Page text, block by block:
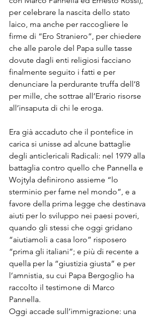
per celebrare la nascita dello stato
laico, ma anche per raccogliere le
firme di “Ero Straniero”, per chiedere
che alle parole del Papa sulle tasse
dovute dagli enti religiosi facciano
finalmente seguito i fatti e per
denunciare la perdurante truffa dell’8
per mille, che sottrae all’Erario risorse
all’insaputa di chi le eroga.
Era già accaduto che il pontefice in
carica si unisse ad alcune battaglie
degli anticlericali Radicali: nel 1979 alla
battaglia contro quello che Pannella e
Wojtyla definirono assieme “lo
sterminio per fame nel mondo”, e a
favore della prima legge che destinava
aiuti per lo sviluppo nei paesi poveri,
quando gli stessi che oggi gridano
“aiutiamoli a casa loro” risposero
“prima gli italiani”; e più di recente a
quella per la “giustizia giusta” e per
l’amnistia, su cui Papa Bergoglio ha
raccolto il testimone di Marco
Pannella.
Oggi accade sull’immigrazione: una